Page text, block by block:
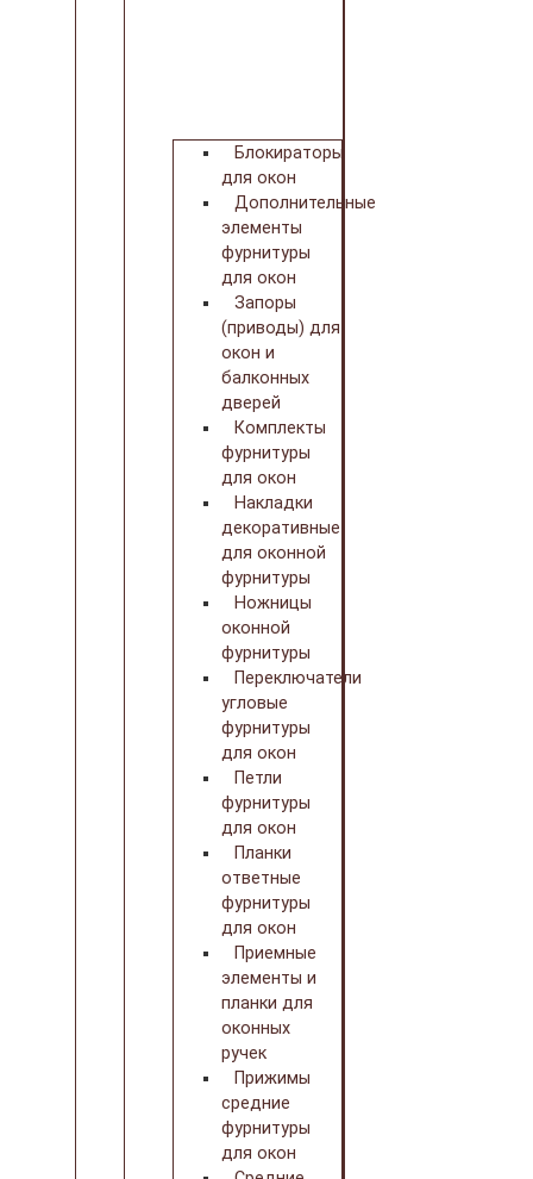
Блокираторы
для окон
Дополнительные
элементы
фурнитуры
для окон
Запоры
(приводы) для
окон и
балконных
дверей
Комплекты
фурнитуры
для окон
Накладки
декоративные
для оконной
фурнитуры
Ножницы
оконной
фурнитуры
Переключатели
угловые
фурнитуры
для окон
Петли
фурнитуры
для окон
Планки
ответные
фурнитуры
для окон
Приемные
элементы и
планки для
оконных
ручек
Прижимы
средние
фурнитуры
для окон